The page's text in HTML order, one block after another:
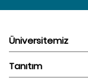
Üniversitemiz
Tanıtım